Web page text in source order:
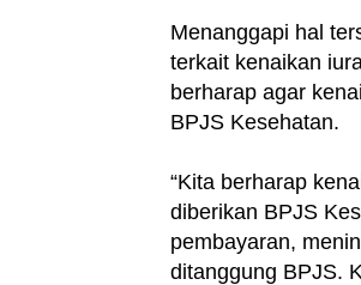
Menanggapi hal
terkait kenaikan
berharap agar
BPJS Kesehatan.
“Kita berharap
diberikan BPJS
pembayaran,
ditanggung BPJS.